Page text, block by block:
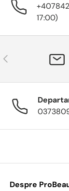
17:00)
Anterior
Despre